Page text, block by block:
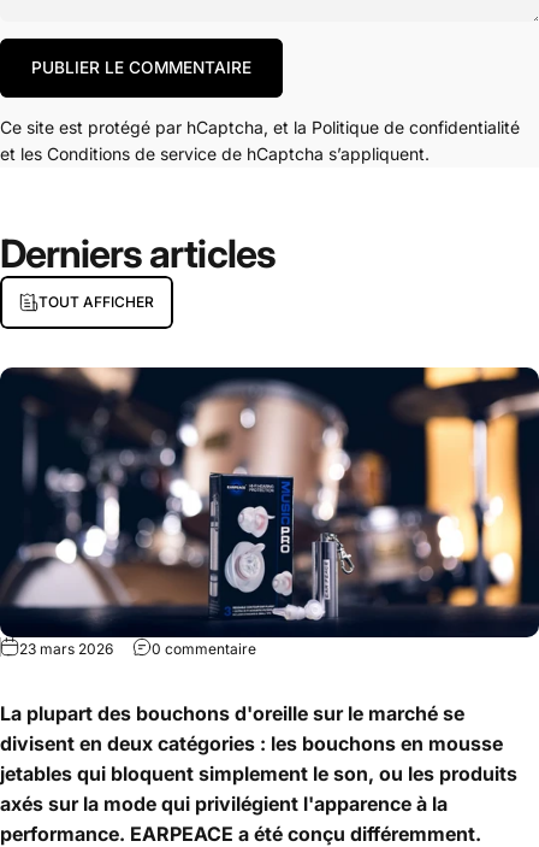
Message
PUBLIER LE COMMENTAIRE
Ce site est protégé par hCaptcha, et la Politique de confidentialité
et les Conditions de service de hCaptcha s’appliquent.
Derniersarticles
TOUT AFFICHER
23 mars 2026 0 commentaire
La plupart des bouchons d'oreille sur le marché se
divisent en deux catégories : les bouchons en mousse
jetables qui bloquent simplement le son, ou les produits
axés sur la mode qui privilégient l'apparence à la
performance. EARPEACE a été conçu différemment.